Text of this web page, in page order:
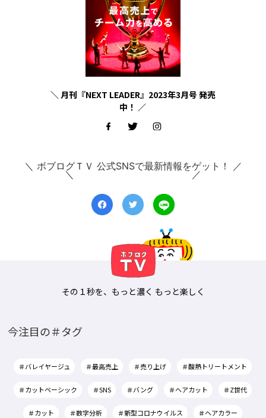
＼ 月刊『NEXT LEADER』2023年3月号 発売
中！ ／
＼ ボブログＴＶ 公式SNSで最新情報をゲット！ ／
その１秒を、もっと濃く もっと楽しく
今注目の＃タグ
＃バレイヤージュ ＃最高売上 ＃売り上げ ＃酸熱トリートメント
＃カットベーシック ＃SNS ＃バング ＃ヘアカット ＃Z世代
＃カット ＃数字分析 ＃新型コロナウイルス ＃ヘアカラー